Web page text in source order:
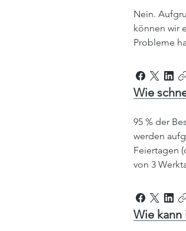
Nein.
können wir
Probleme
Wie
95 % der
werden
Feiertagen
von 3
Wie kann